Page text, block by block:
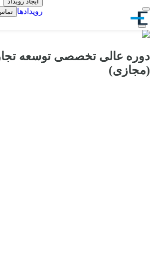
رویدادها
دوره عالی تخصصی توسعه
(مجازی)